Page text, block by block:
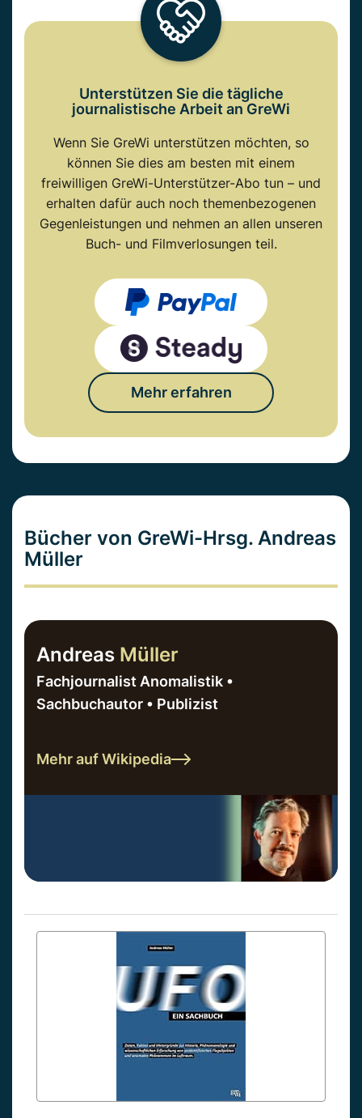
Unterstützen Sie die tägliche
journalistische Arbeit an GreWi
Wenn Sie GreWi unterstützen möchten, so
können Sie dies am besten mit einem
freiwilligen GreWi-Unterstützer-Abo tun – und
erhalten dafür auch noch themenbezogenen
Gegenleistungen und nehmen an allen unseren
Buch- und Filmverlosungen teil.
Mehr erfahren
Bücher von GreWi-Hrsg. Andreas
Müller
Andreas Müller
Fachjournalist Anomalistik •
Sachbuchautor • Publizist
Mehr auf Wikipedia